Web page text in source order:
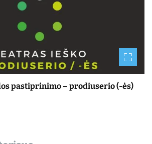
pastiprinimo – prodiuserio (-ės)